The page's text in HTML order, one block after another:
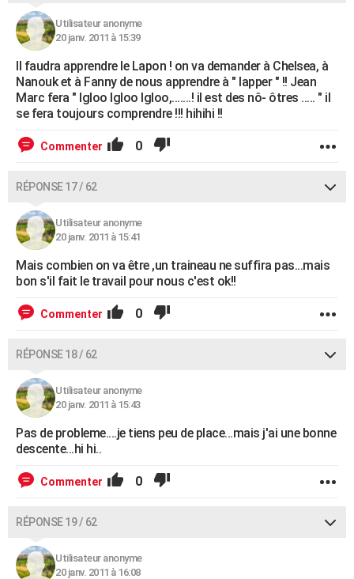
Utilisateur anonyme
20 janv. 2011 à 15:39
Il faudra apprendre le Lapon ! on va demander à Chelsea, à
Nanouk et à Fanny de nous apprendre à " lapper " !! Jean
Marc fera " Igloo Igloo Igloo,.......! il est des nô- ôtres ..... " il
se fera toujours comprendre !!! hihihi !!
Commenter 0
RÉPONSE 17 / 62
Utilisateur anonyme
20 janv. 2011 à 15:41
Mais combien on va être ,un traineau ne suffira pas...mais
bon s'il fait le travail pour nous c'est ok!!
Commenter 0
RÉPONSE 18 / 62
Utilisateur anonyme
20 janv. 2011 à 15:43
Pas de probleme....je tiens peu de place...mais j'ai une bonne
descente...hi hi..
Commenter 0
RÉPONSE 19 / 62
Utilisateur anonyme
20 janv. 2011 à 16:08